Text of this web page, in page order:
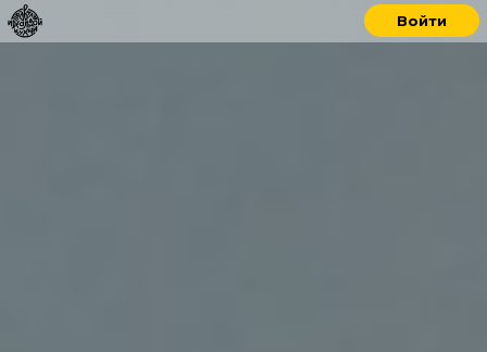
Войти